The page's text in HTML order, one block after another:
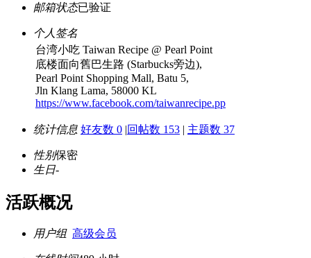
邮箱状态已验证
个人签名
台湾小吃 Taiwan Recipe @ Pearl Point
底楼面向舊巴生路 (Starbucks旁边),
Pearl Point Shopping Mall, Batu 5,
Jln Klang Lama, 58000 KL
https://www.facebook.com/taiwanrecipe.pp
统计信息 好友数 0 |回帖数 153 | 主题数 37
性别保密
生日-
活跃概况
用户组 高级会员